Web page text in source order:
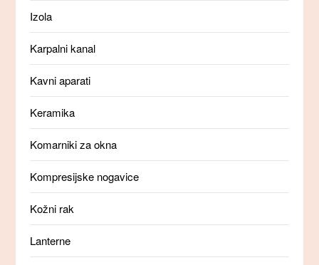
Izola
Karpalni kanal
Kavni aparati
Keramika
Komarniki za okna
Kompresijske nogavice
Kožni rak
Lanterne